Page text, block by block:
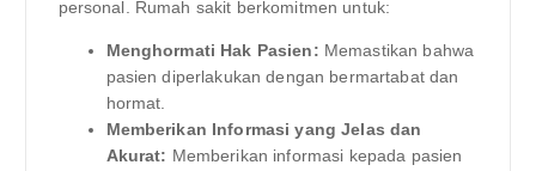
personal. Rumah sakit berkomitmen untuk:
Menghormati Hak Pasien: Memastikan bahwa
pasien diperlakukan dengan bermartabat dan
hormat.
Memberikan Informasi yang Jelas dan
Akurat: Memberikan informasi kepada pasien